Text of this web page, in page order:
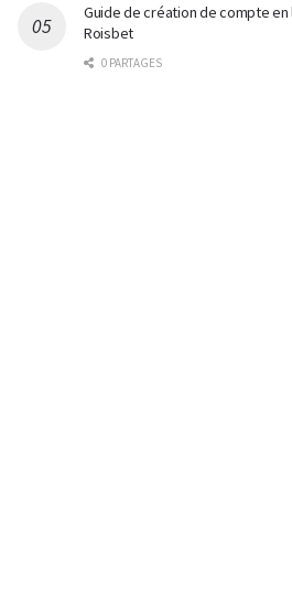
Guide de création de compte en
Roisbet
0 PARTAGES